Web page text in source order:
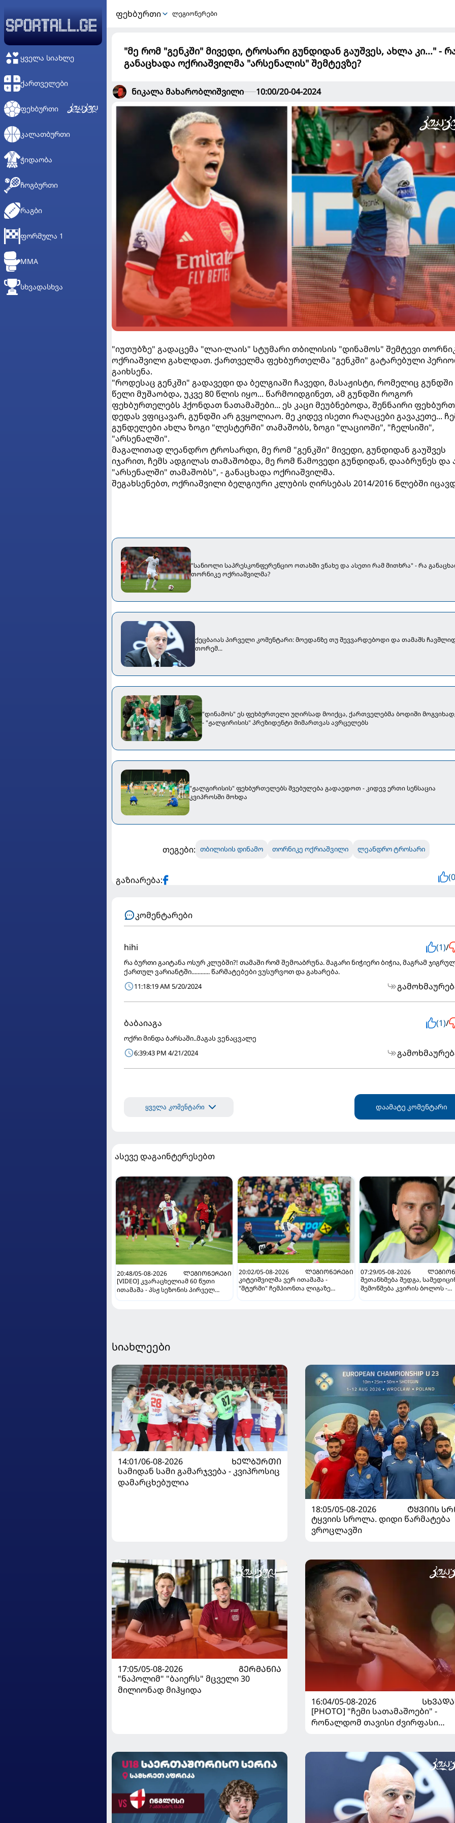
ᲧᲕᲔᲚᲐ ᲡᲘᲐᲮᲚᲔ
ᲥᲐᲠᲗᲕᲔᲚᲔᲑᲘ
ᲤᲔᲮᲑᲣᲠᲗᲘ
ᲙᲐᲚᲐᲗᲑᲣᲠᲗᲘ
ᲭᲘᲓᲐᲝᲑᲐ
ᲩᲝᲒᲑᲣᲠᲗᲘ
ᲠᲐᲒᲑᲘ
ᲤᲝᲠᲛᲣᲚᲐ 1
MMA
ᲡᲮᲕᲐᲓᲐᲡᲮᲕᲐ
ᲤᲔᲮᲑᲣᲠᲗᲘ ლეგიონერები
"მე რომ "გენკში" მივედი, ტროსარი გუნდიდან გაუშვეს, ახლა კი..." -
განაცხადა ოქრიაშვილმა "არსენალის" შემტევზე?
ნიკალა მახარობლიშვილი 10:00/20-04-2024
"იუთუბზე" გადაცემა "ლაი-ლაის" სტუმარი თბილისის "დინამოს" შემტევი
ოქრიაშვილი გახლდათ. ქართველმა ფეხბურთელმა "გენკში" გატარებული
გაიხსენა.
"როდესაც გენკში" გადავედი და ბელგიაში ჩავედი, მასაჟისტი, რომელიც გუნდში
წელი მუშაობდა, უკვე 80 წლის იყო... წარმოიდგინეთ, ამ გუნდში როგორ
ფეხბურთელებს ჰქონდათ ნათამაშები... ეს კაცი მეუბნებოდა, შენნაირი
დედას ვფიცავარ, გუნდში არ გვყოლიაო. მე კიდევ ისეთი რაღაცები გავაკეთე...
გუნდელები ახლა ზოგი "ლესტერში" თამაშობს, ზოგი "ლაციოში", "ჩელსიში",
"არსენალში".
მაგალითად ლეანდრო ტროსარდი, მე რომ "გენკში" მივედი, გუნდიდან გაუშვეს
იჯარით, ჩემს ადგილას თამაშობდა, მე რომ წამოვედი გუნდიდან, დააბრუნეს და
"არსენალში" თამაშობს", - განაცხადა ოქრიაშვილმა.
შეგახსენებთ, ოქრიაშვილი ბელგიური კლუბის ღირსებას 2014/2016 წლებში
"სანიოლი საპრესკონფერენციო ოთახში ვნახე და ასეთი რამ მითხრა" - რა
თორნიკე ოქრიაშვილმა?
ქეცბაიას პირველი კომენტარი: მოედანზე თუ შევვარდებოდი და თამაშს
თორემ...
"დინამოს" ეს ფეხბურთელი უღირსად მოიქცა, ქართველებმა ბოდიში
- "ჟალგირისის" პრეზიდენტი მიმართვას ავრცელებს
"ჟალგირისის" ფეხბურთელებს შვებულება გადაედოთ - კიდევ ერთი სენსაცია
კვიპროსში მოხდა
თეგები: თბილისის დინამო თორნიკე ოქრიაშვილი ლეანდრო ტროსარი
გაზიარება:
კომენტარები
hihi (1)/
რა ბურთი გაიტანა ოსურ კლუბში?! თამაში რომ შემოაბრუნა. მაგარი ნიჭიერი ბიჭია, მაგრამ
ქართულ ვარიანტში............ წარმატებები ვუსურვოთ და გახარება.
11:18:19 AM 5/20/2024
ბაბაიაგა (1)/
ოქრი მინდა ბარსაში..მაგას ვენაცვალე
6:39:43 PM 4/21/2024
ყველა კომენტარი დაამატე კომენტარი
ასევე დაგაინტერესებთ
20:48/05-08-2026
ᲚᲔᲒᲘᲝᲜᲔᲠᲔᲑᲘ
[VIDEO] კვარაცხელიამ 60 წუთი
ითამაშა - პსჟ სეზონის პირველ
20:02/05-08-2026
ᲚᲔᲒᲘᲝᲜᲔᲠᲔᲑᲘ
კიტეიშვილმა ვერ ითამაშა -
"შტურმი" ჩემპიონთა ლიგაზე
07:29/05-08-2026
შეთანხმება შედგა,
შემოწმება კვირის ბოლოს -
სიახლეები
14:01/06-08-2026
ᲮᲔᲚᲑᲣᲠᲗᲘ
სამიდან სამი გამარჯვება - კვიპროსიც
დამარცხებულია
18:05/05-08-2026
ᲢᲧᲕᲘᲘᲡ
ტყვიის სროლა. დიდი წარმატება
ვროცლავში
17:05/05-08-2026
ᲒᲔᲠᲛᲐᲜᲘᲐ
"ნაპოლიმ" "ბაიერს" მცველი 30
მილიონად მიჰყიდა
16:04/05-08-2026
[PHOTO] "ჩემი სათამაშოები" -
რონალდომ თავისი ძვირფასი